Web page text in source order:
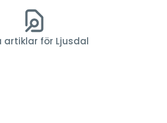
artiklar för Ljusdal